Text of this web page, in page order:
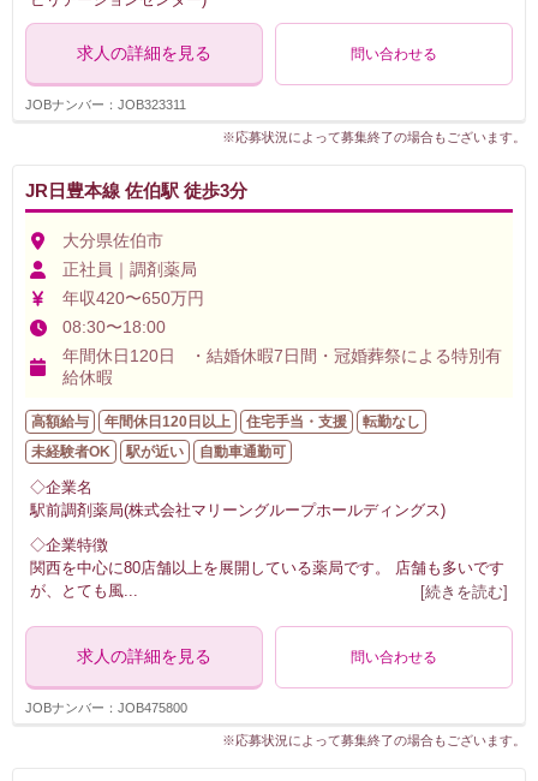
求人の詳細を見る 問い合わせる
JOBナンバー：JOB323311
※応募状況によって募集終了の場合もございます。
JR日豊本線 佐伯駅 徒歩3分
大分県佐伯市
正社員｜調剤薬局
年収420〜650万円
08:30〜18:00
年間休日120日 ・結婚休暇7日間・冠婚葬祭による特別有
給休暇
高額給与 年間休日120日以上 住宅手当・支援
転勤なし
未経験者OK
駅が近い 自動車通勤可
◇企業名
駅前調剤薬局(株式会社マリーングループホールディングス)
◇企業特徴
関西を中心に80店舗以上を展開している薬局です。 店舗も多いです
が、とても風... [続きを読む]
求人の詳細を見る 問い合わせる
JOBナンバー：JOB475800
※応募状況によって募集終了の場合もございます。